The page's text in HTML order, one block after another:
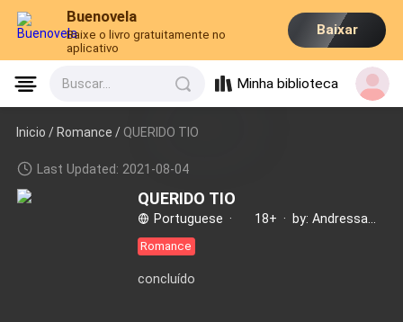
Buenovela
Baixe o livro gratuitamente no
aplicativo
Baixar
Buscar... Minha biblioteca
Inicio /Romance / QUERIDO TIO
Last Updated: 2021-08-04
QUERIDO TIO
Portuguese · 18+ ·
Romance
concluído